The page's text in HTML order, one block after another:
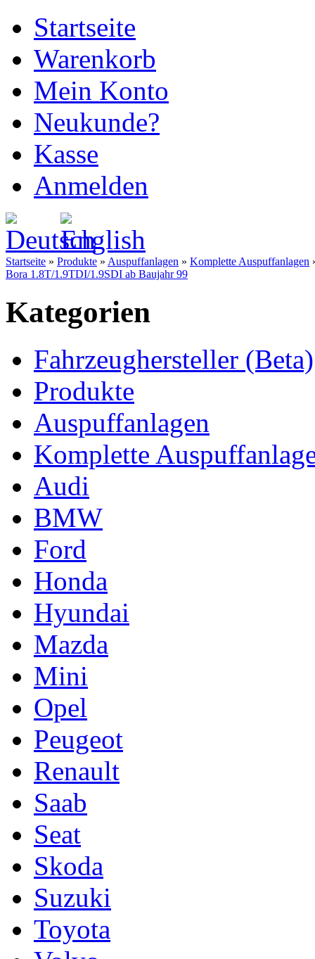
Startseite
Warenkorb
Mein Konto
Neukunde?
Kasse
Anmelden
Startseite » Produkte » Auspuffanlagen » Komplette Auspuffanlagen
Bora 1.8T/1.9TDI/1.9SDI ab Baujahr 99
Kategorien
Fahrzeughersteller (Beta)
Produkte
Auspuffanlagen
Komplette
Audi
BMW
Ford
Honda
Hyundai
Mazda
Mini
Opel
Peugeot
Renault
Saab
Seat
Skoda
Suzuki
Toyota